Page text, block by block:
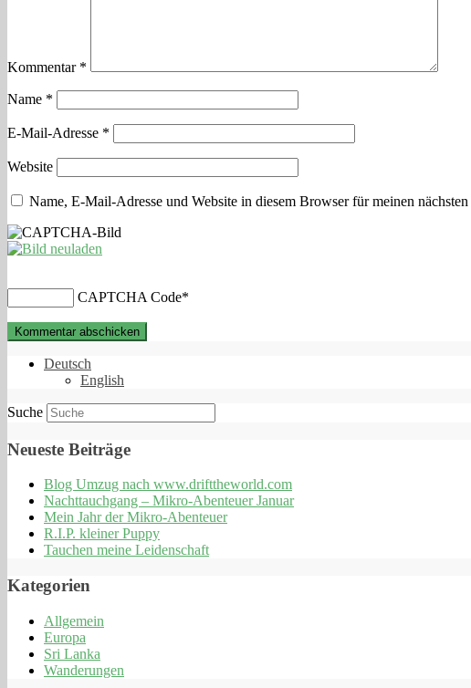
Kommentar *
Name *
E-Mail-Adresse *
Website
Name, E-Mail-Adresse und Website in diesem Browser für meinen
CAPTCHA Code*
Deutsch
English
Suche
Neueste Beiträge
Blog Umzug nach www.drifttheworld.com
Nachttauchgang – Mikro-Abenteuer Januar
Mein Jahr der Mikro-Abenteuer
R.I.P. kleiner Puppy
Tauchen meine Leidenschaft
Kategorien
Allgemein
Europa
Sri Lanka
Wanderungen